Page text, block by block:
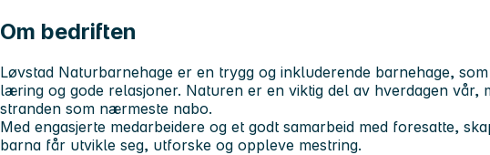
Om bedriften
Løvstad Naturbarnehage er en trygg og inkluderende barnehage,
læring og gode relasjoner. Naturen er en viktig del av hverdagen vår,
stranden som nærmeste nabo.
Med engasjerte medarbeidere og et godt samarbeid med foresatte,
barna får utvikle seg, utforske og oppleve mestring.